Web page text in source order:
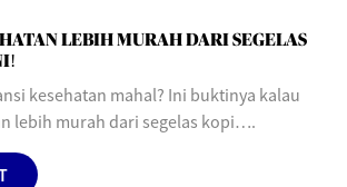
LEBIH MURAH DARI SEGELAS
kesehatan mahal? Ini buktinya kalau
lebih murah dari segelas kopi….